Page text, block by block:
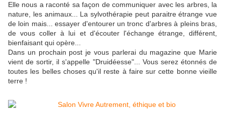
Elle nous a raconté sa façon de communiquer avec les arbres, la
nature, les animaux... La sylvothérapie peut paraitre étrange vue
de loin mais... essayer d'entourer un tronc d'arbres à pleins bras,
de vous coller à lui et d'écouter l'échange étrange, différent,
bienfaisant qui opère...
Dans un prochain post je vous parlerai du magazine que Marie
vient de sortir, il s'appelle "Druidéesse"... Vous serez étonnés de
toutes les belles choses qu'il reste à faire sur cette bonne vieille
terre !